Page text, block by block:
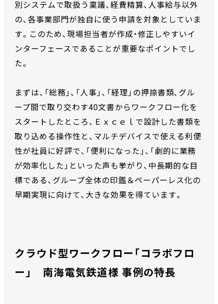
別システムで取扱う稟議、経費精算、人事給与以外
の、各事業部門が独自に使う申請を対象としていま
す。このため、現場担当者が作成・修正しやすいイ
ンターフェースであることが重要なポイントでし
た。
まずは、「総務」、「人事」、「経理」の押捺書類、グル
ープ間で取り交わす40文書からワークフロー化を
スタートしたところ、Ｅｘｃｅｌで設計した書類を
取り込める操作性と、マルチデバイスで使える利便
性が社員に好評で、「便利になった」、「劇的に業務
が効率化した」といった声も挙がり、中長期的な目
標である、グループ全体の印鑑＆ペーパーレス化の
早期実現に向けて、大きな効果を得ています。
クラウド型ワークフロー「コラボフロ
ー」 南海電気鉄道様 事例の特長